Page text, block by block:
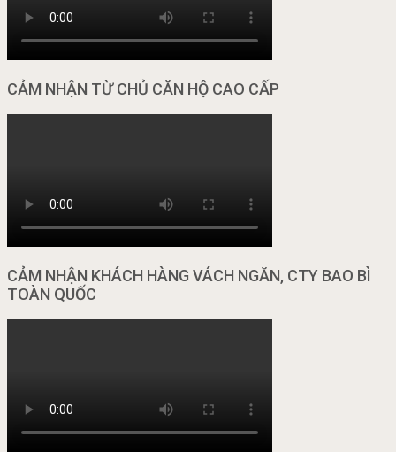
CẢM NHẬN TỪ CHỦ CĂN HỘ CAO CẤP
CẢM NHẬN KHÁCH HÀNG VÁCH NGĂN, CTY BAO BÌ
TOÀN QUỐC